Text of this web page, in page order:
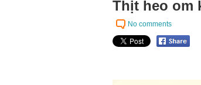
Thịt heo om
No comments